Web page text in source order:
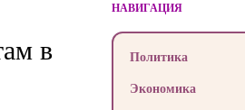
в
НАВИГАЦИЯ
Политика
Экономика